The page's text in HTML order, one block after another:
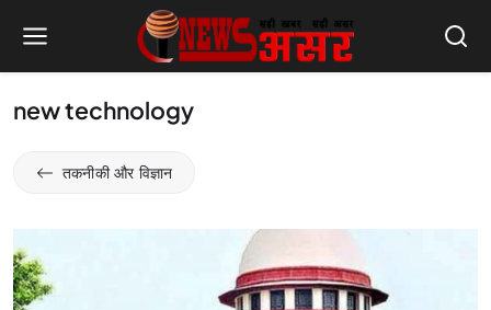
new technology
तकनीकी और विज्ञान